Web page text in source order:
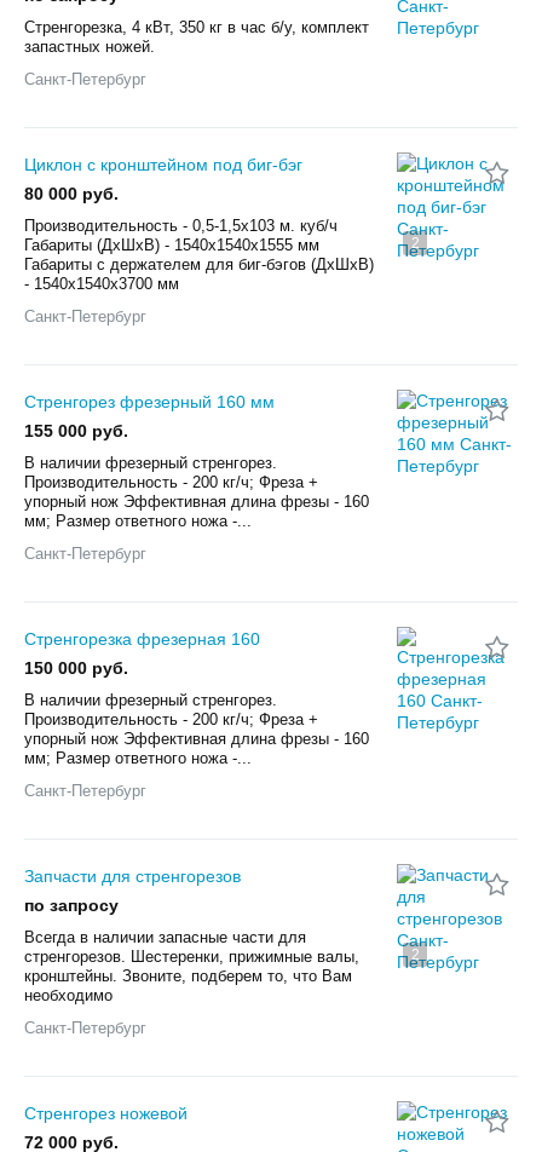
Стренгорезка, 4 кВт, 350 кг в час б/у, комплект
запастных ножей.
Санкт-Петербург
2
Циклон с кронштейном под биг-бэг
80 000 руб.
Производительность - 0,5-1,5х103 м. куб/ч
Габариты (ДхШхВ) - 1540х1540х1555 мм
Габариты с держателем для биг-бэгов (ДхШхВ)
- 1540х1540х3700 мм
Санкт-Петербург
Стренгорез фрезерный 160 мм
155 000 руб.
В наличии фрезерный стренгорез.
Производительность - 200 кг/ч; Фреза +
упорный нож Эффективная длина фрезы - 160
мм; Размер ответного ножа -...
Санкт-Петербург
Стренгорезка фрезерная 160
150 000 руб.
В наличии фрезерный стренгорез.
Производительность - 200 кг/ч; Фреза +
упорный нож Эффективная длина фрезы - 160
мм; Размер ответного ножа -...
Санкт-Петербург
2
Запчасти для стренгорезов
по запросу
Всегда в наличии запасные части для
стренгорезов. Шестеренки, прижимные валы,
кронштейны. Звоните, подберем то, что Вам
необходимо
Санкт-Петербург
Стренгорез ножевой
72 000 руб.